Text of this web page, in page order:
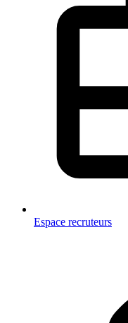
Espace recruteurs